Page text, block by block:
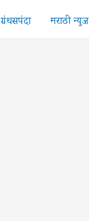
ग्रंथसपंदा मराठी न्युज